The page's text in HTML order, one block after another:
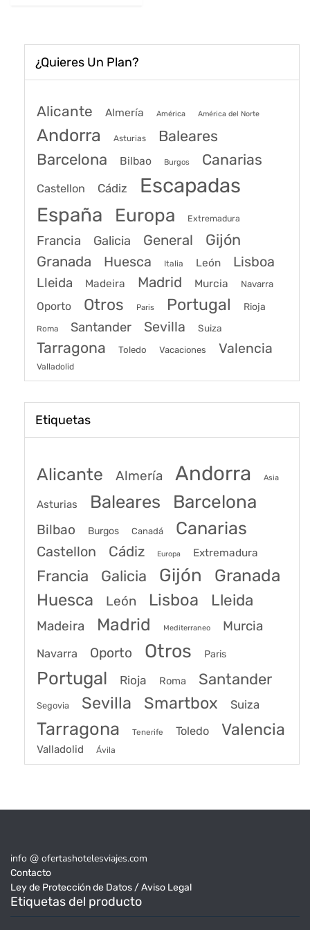
¿Quieres Un Plan?
Alicante Almería América América del Norte
Andorra Asturias Baleares
Barcelona Bilbao Burgos Canarias
Castellon Cádiz Escapadas
España Europa Extremadura
Francia Galicia General Gijón
Granada Huesca Italia León Lisboa
Lleida Madeira Madrid Murcia Navarra
Oporto Otros Paris Portugal Rioja
Roma Santander Sevilla Suiza
Tarragona Toledo Vacaciones Valencia
Valladolid
Etiquetas
Alicante Almería Andorra Asia
Asturias Baleares Barcelona
Bilbao Burgos Canadá Canarias
Castellon Cádiz Europa Extremadura
Francia Galicia Gijón Granada
Huesca León Lisboa Lleida
Madeira Madrid Mediterraneo Murcia
Navarra Oporto Otros Paris
Portugal Rioja Roma Santander
Segovia Sevilla Smartbox Suiza
Tarragona Tenerife Toledo Valencia
Valladolid Ávila
info @ ofertashotelesviajes.com
Contacto
Ley de Protección de Datos / Aviso Legal
Etiquetas del producto